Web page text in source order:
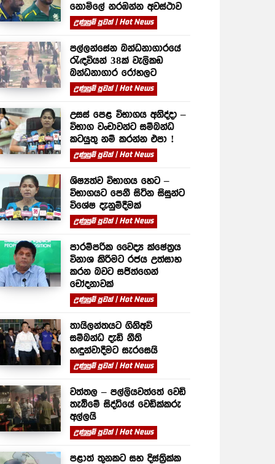
නොමිලේ නරඹන්න අවස්ථාව
උණුසුම් පුවත් | Hot News
පල්ලන්සේන බන්ධනාගාරයේ
රැඳවියන් 38ක් වැලිකඩ
බන්ධනාගාර රෝහලට
උණුසුම් පුවත් | Hot News
උසස් පෙළ විභාගය අනිද්දා –
විභාග වංචාවන්ට සම්බන්ධ
කටයුතු නම් කරන්න එපා !
උණුසුම් පුවත් | Hot News
ශිෂ්‍යත්ව විභාගය හෙට –
විභාගයට පෙනී සිටින සිසුන්ට
විශේෂ දැනුම්දීමක්
උණුසුම් පුවත් | Hot News
පාරම්පරික වෛද්‍ය ක්ෂේත්‍රය
විනාශ කිරීමට රජය උත්සාහ
කරන බවට සජිත්ගෙන්
චෝදනාවක්
උණුසුම් පුවත් | Hot News
තායිලන්තයට ගිනිඅවි
සම්බන්ධ දැඩි නීති
හඳුන්වාදීමට සැරසෙයි
උණුසුම් පුවත් | Hot News
වත්තල – පල්ලියවත්තේ වෙඩි
තැබීමේ සිද්ධියේ වෙඩික්කරු
අල්ලයි
උණුසුම් පුවත් | Hot News
පළාත් තුනකට සහ දිස්ත්‍රික්ක